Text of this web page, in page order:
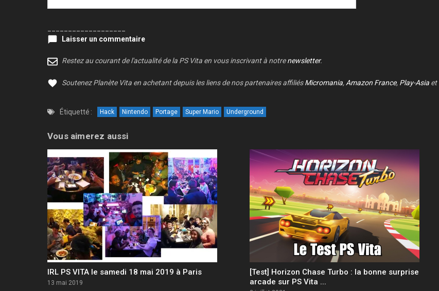
Laisser un commentaire
Restez au courant de l'actualité de la PS Vita en vous inscrivant à notrenewsletter.
Soutenez Planète Vita en achetant depuis les liens de nos partenaires affiliésMicromania, Amazon France, Play-Asia et
Étiquetté : Hack Nintendo Portage Super Mario Underground
Vous aimerez aussi
IRL PS VITA le samedi 18 mai 2019 à Paris
13 mai 2019
[Test] Horizon Chase Turbo : la bonne surprise
arcade sur PS Vita ...